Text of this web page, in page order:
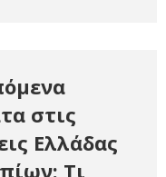
στις
Ελλάδας
Τι